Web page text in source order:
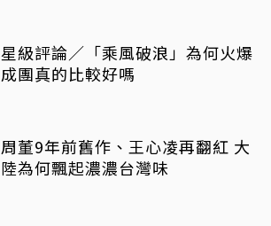
星級評論／「乘風破浪」為何火爆
成團真的比較好嗎
周董9年前舊作、王心凌再翻紅 大
陸為何飄起濃濃台灣味